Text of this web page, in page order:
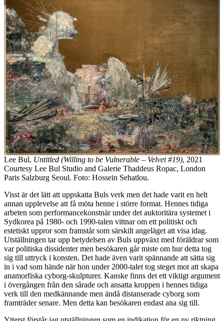
Lee Bul, Untitled (Willing to be Vulnerable – Velvet #19), 2021
Courtesy Lee Bul Studio and Galerie Thaddeus Ropac, London
Paris Salzburg Seoul. Foto: Hossein Sehatlou.
Visst är det lätt att uppskatta Buls verk men det hade varit en helt
annan upplevelse att få möta henne i större format. Hennes tidiga
arbeten som performancekonstnär under det auktoritära systemet i
Sydkorea på 1980- och 1990-talen vittnar om ett politiskt och
estetiskt uppror som framstår som särskilt angeläget att visa idag.
Utställningen tar upp betydelsen av Buls uppväxt med föräldrar som
var politiska dissidenter men besökaren går miste om hur detta tog
sig till uttryck i konsten. Det hade även varit spännande att sätta sig
in i vad som hände när hon under 2000-talet tog steget mot att skapa
anamorfiska cyborg-skulpturer. Kanske finns det ett viktigt argument
i övergången från den sårade och ansatta kroppen i hennes tidiga
verk till den medkännande men ändå distanserade cyborg som
framträder senare. Men detta kan besökaren endast ana sig till.